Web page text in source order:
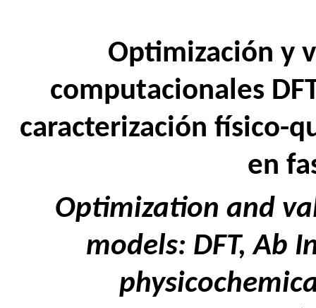
Optimización y
computacionales
caracterización físico-
en
Optimization and
models: DFT, Ab